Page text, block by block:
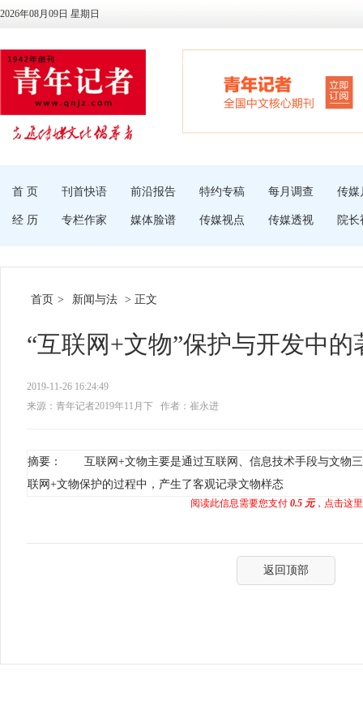
2026年08月09日 星期日
首 页 刊首快语 前沿报告 特约专稿 每月调查 传媒
经 历 专栏作家 媒体脸谱 传媒视点 传媒透视 院长
首页 > 新闻与法 > 正文
“互联网+文物”保护与开发中的
2019-11-26 16:24:49
来源：青年记者2019年11月下
作者：崔永进
摘要： 互联网+文物主要是通过互联网、信息技术手段与文物三
联网+文物保护的过程中，产生了客观记录文物样态
阅读此信息需要您支付 0.5 元，点击这
返回顶部